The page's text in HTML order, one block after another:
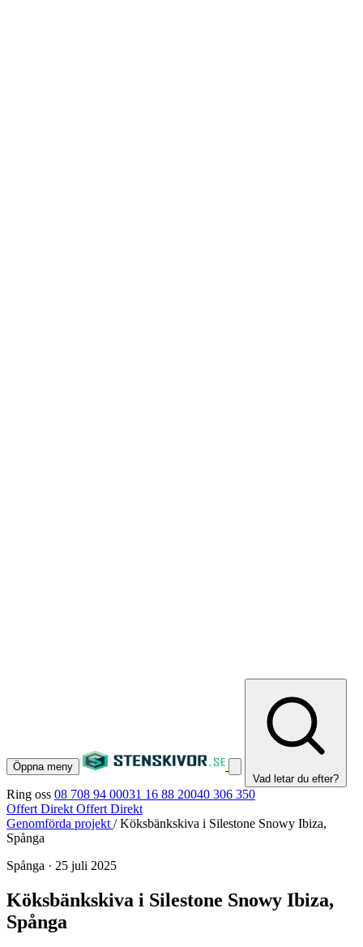
Öppna meny
Vad letar du efter?
Ring oss 08 708 94 00031 16 88 20040 306 350
Offert Direkt Offert Direkt
Genomförda projekt / Köksbänkskiva i Silestone Snowy Ibiza,
Spånga
Spånga · 25 juli 2025
Köksbänkskiva i Silestone Snowy Ibiza,
Spånga